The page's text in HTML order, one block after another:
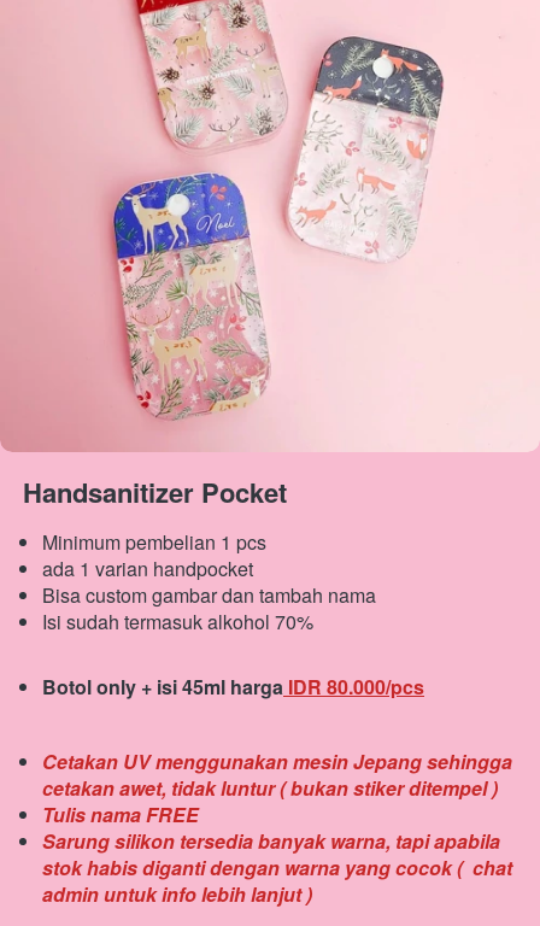
Handsanitizer Pocket
Minimum pembelian 1 pcs
ada 1 varian handpocket
Bisa custom gambar dan tambah nama
Isi sudah termasuk alkohol 70%
Botol only + isi 45ml harga IDR 80.000/pcs
Cetakan UV menggunakan mesin Jepang sehingga
cetakan awet, tidak luntur ( bukan stiker ditempel )
Tulis nama FREE
Sarung silikon tersedia banyak warna, tapi apabila
stok habis diganti dengan warna yang cocok (  chat
admin untuk info lebih lanjut )